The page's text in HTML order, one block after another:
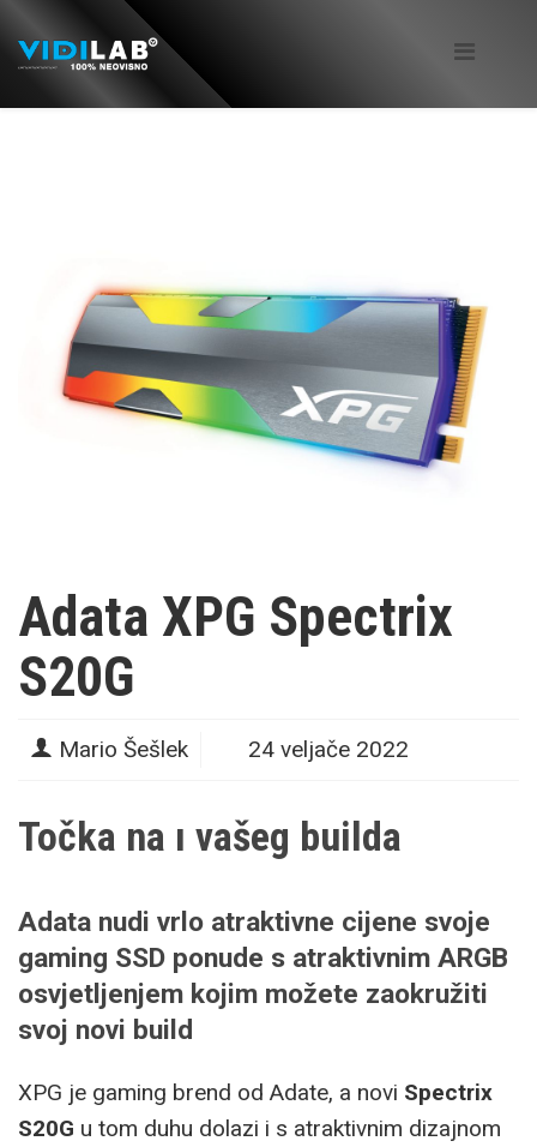
Adata XPG Spectrix
S20G
Mario Šešlek 24 veljače 2022
Točka na ı vašeg builda
Adata nudi vrlo atraktivne cijene svoje
gaming SSD ponude s atraktivnim ARGB
osvjetljenjem kojim možete zaokružiti
svoj novi build
XPG je gaming brend od Adate, a novi Spectrix
S20G u tom duhu dolazi i s atraktivnim dizajnom